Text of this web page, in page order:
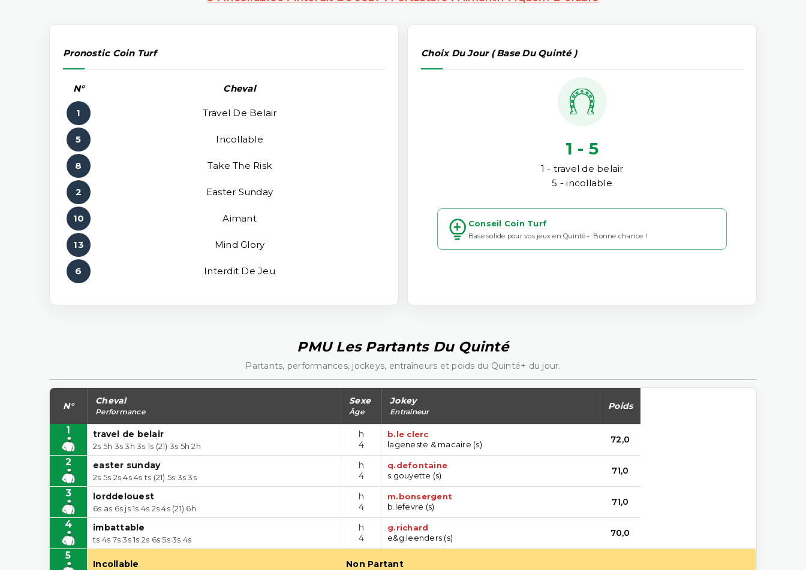
Pronostic Coin Turf
N° Cheval
1 Travel De Belair
5 Incollable
8 Take The Risk
2 Easter Sunday
10 Aimant
13 Mind Glory
6 Interdit De Jeu
Choix Du Jour ( Base Du Quinté )
1 - 5
1 - travel de belair
5 - incollable
Conseil Coin Turf
Base solide pour vos jeux en Quinté+. Bonne chance !
PMU Les Partants Du Quinté
Partants, performances, jockeys, entraîneurs et poids du Quinté+ du jour.
N° Cheval
Performance
Sexe
Âge
Jokey
Entraîneur
Poids
1 travel de belair
2s 5h 3s 3h 3s 1s (21) 3s 5h 2h
h
4
b.le clerc
lageneste & macaire (s)
72,0
2 easter sunday
2s 5s 2s 4s 4s ts (21) 5s 3s 3s
h
4
q.defontaine
s.gouyette (s)
71,0
3 lorddelouest
6s as 6s js 1s 4s 2s 4s (21) 6h
h
4
m.bonsergent
b.lefevre (s)
71,0
4 imbattable
ts 4s 7s 3s 1s 2s 6s 5s 3s 4s
h
4
g.richard
e&g.leenders (s)
70,0
5
Incollable Non Partant